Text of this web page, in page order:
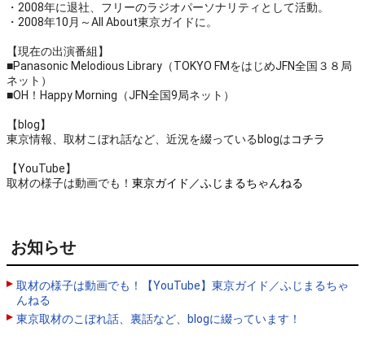
・2008年に退社、フリーのラジオパーソナリティとして活動。
・2008年10月～All About東京ガイドに。
【現在の出演番組】
■Panasonic Melodious Library（TOKYO FMをはじめJFN全国３８局
ネット）
■OH！Happy Morning（JFN全国9局ネット）
【blog】
東京情報、取材こぼれ話など、近況を綴っているblogはコチラ
【YouTube】
取材の様子は動画でも！ 東京ガイド／ふじまるちゃんねる
お知らせ
取材の様子は動画でも！【YouTube】東京ガイド／ふじまるちゃ
んねる
東京取材のこぼれ話、裏話など、blogに綴っています！